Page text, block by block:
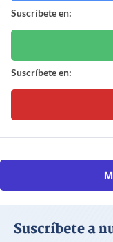
Suscríbete en:
Suscríbete en: